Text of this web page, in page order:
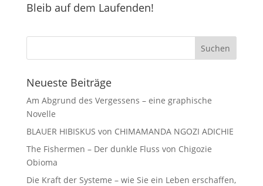
Bleib auf dem Laufenden!
Neueste Beiträge
Am Abgrund des Vergessens – eine graphische
Novelle
BLAUER HIBISKUS von CHIMAMANDA NGOZI ADICHIE
The Fishermen – Der dunkle Fluss von Chigozie
Obioma
Die Kraft der Systeme – wie Sie ein Leben erschaffen,